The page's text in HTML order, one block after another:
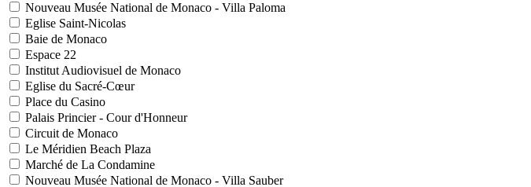
Nouveau Musée National de Monaco - Villa Paloma
Eglise Saint-Nicolas
Baie de Monaco
Espace 22
Institut Audiovisuel de Monaco
Eglise du Sacré-Cœur
Place du Casino
Palais Princier - Cour d'Honneur
Circuit de Monaco
Le Méridien Beach Plaza
Marché de La Condamine
Nouveau Musée National de Monaco - Villa Sauber